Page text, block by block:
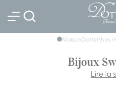
Maison Dotter\Nos
Bijoux
Lire la